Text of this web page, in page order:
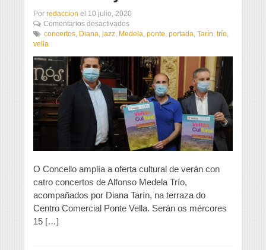
Por redaccion el 10 julio, 2020
Comentarios desactivadosen
Concertos
en
Ponte
concertos, Diana, jazz, Medela, ponte, portada, Tarín, trío,
vella
O Concello amplía a oferta cultural de verán con
catro concertos de Alfonso Medela Trío,
acompañados por Diana Tarín, na terraza do
Centro Comercial Ponte Vella. Serán os mércores
15 […]